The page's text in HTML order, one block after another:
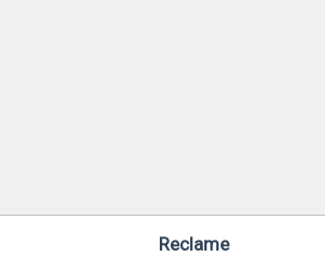
Reclame